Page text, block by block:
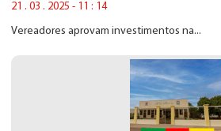
21 . 03 . 2025 - 11 : 14
Vereadores aprovam investimentos na...